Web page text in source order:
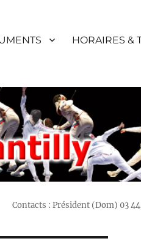
HORAIRES &
Contacts : Président (Dom) 03